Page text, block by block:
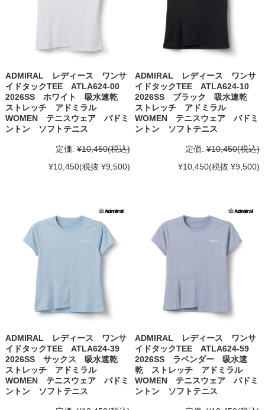
ADMIRAL レディース ワンサ
イドタックTEE ATLA624-00
2026SS ホワイト 吸水速乾
ストレッチ アドミラル
WOMEN テニスウェア バドミ
ントン ソフトテニス
定価: ¥10,450(税込)
¥10,450(税抜 ¥9,500)
ADMIRAL レディース ワンサ
イドタックTEE ATLA624-10
2026SS ブラック 吸水速乾
ストレッチ アドミラル
WOMEN テニスウェア バドミ
ントン ソフトテニス
定価: ¥10,450(税込)
¥10,450(税抜 ¥9,500)
ADMIRAL レディース ワンサ
イドタックTEE ATLA624-39
2026SS サックス 吸水速乾
ストレッチ アドミラル
WOMEN テニスウェア バドミ
ントン ソフトテニス
ADMIRAL レディース ワンサ
イドタックTEE ATLA624-59
2026SS ラベンダー 吸水速
乾 ストレッチ アドミラル
WOMEN テニスウェア バドミ
ントン ソフトテニス